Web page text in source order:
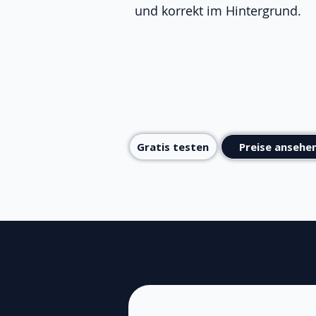
und korrekt im Hintergrund.
Gratis testen Preise